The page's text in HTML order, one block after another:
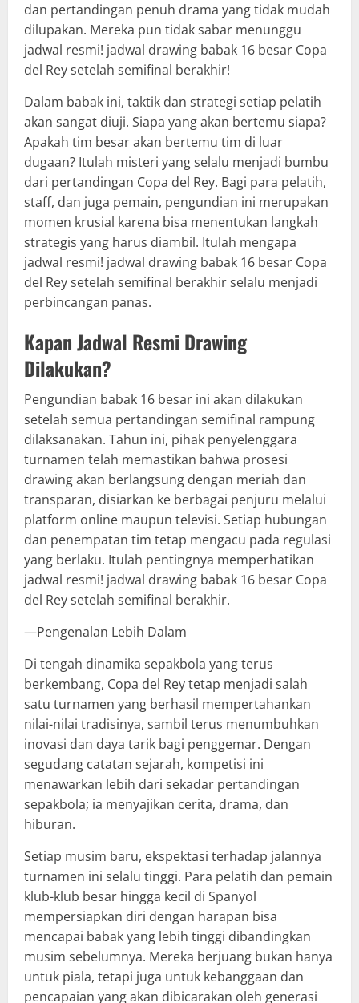
dan pertandingan penuh drama yang tidak mudah
dilupakan. Mereka pun tidak sabar menunggu
jadwal resmi! jadwal drawing babak 16 besar Copa
del Rey setelah semifinal berakhir!
Dalam babak ini, taktik dan strategi setiap pelatih
akan sangat diuji. Siapa yang akan bertemu siapa?
Apakah tim besar akan bertemu tim di luar
dugaan? Itulah misteri yang selalu menjadi bumbu
dari pertandingan Copa del Rey. Bagi para pelatih,
staff, dan juga pemain, pengundian ini merupakan
momen krusial karena bisa menentukan langkah
strategis yang harus diambil. Itulah mengapa
jadwal resmi! jadwal drawing babak 16 besar Copa
del Rey setelah semifinal berakhir selalu menjadi
perbincangan panas.
Kapan Jadwal Resmi Drawing
Dilakukan?
Pengundian babak 16 besar ini akan dilakukan
setelah semua pertandingan semifinal rampung
dilaksanakan. Tahun ini, pihak penyelenggara
turnamen telah memastikan bahwa prosesi
drawing akan berlangsung dengan meriah dan
transparan, disiarkan ke berbagai penjuru melalui
platform online maupun televisi. Setiap hubungan
dan penempatan tim tetap mengacu pada regulasi
yang berlaku. Itulah pentingnya memperhatikan
jadwal resmi! jadwal drawing babak 16 besar Copa
del Rey setelah semifinal berakhir.
—Pengenalan Lebih Dalam
Di tengah dinamika sepakbola yang terus
berkembang, Copa del Rey tetap menjadi salah
satu turnamen yang berhasil mempertahankan
nilai-nilai tradisinya, sambil terus menumbuhkan
inovasi dan daya tarik bagi penggemar. Dengan
segudang catatan sejarah, kompetisi ini
menawarkan lebih dari sekadar pertandingan
sepakbola; ia menyajikan cerita, drama, dan
hiburan.
Setiap musim baru, ekspektasi terhadap jalannya
turnamen ini selalu tinggi. Para pelatih dan pemain
klub-klub besar hingga kecil di Spanyol
mempersiapkan diri dengan harapan bisa
mencapai babak yang lebih tinggi dibandingkan
musim sebelumnya. Mereka berjuang bukan hanya
untuk piala, tetapi juga untuk kebanggaan dan
pencapaian yang akan dibicarakan oleh generasi